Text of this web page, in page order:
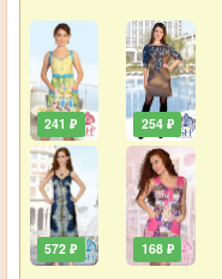
241 ₽
572 ₽
254 ₽
168 ₽